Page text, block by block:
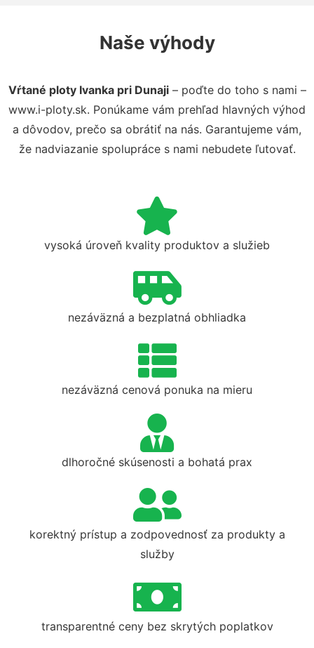
Naše výhody
Vŕtané ploty Ivanka pri Dunaji– poďte do toho s nami –
www.i-ploty.sk. Ponúkame vám prehľad hlavných výhod
a dôvodov, prečo sa obrátiť na nás. Garantujeme vám,
že nadviazanie spolupráce s nami nebudete ľutovať.
vysoká úroveň kvality produktov a služieb
nezáväzná a bezplatná obhliadka
nezáväzná cenová ponuka na mieru
dlhoročné skúsenosti a bohatá prax
korektný prístup a zodpovednosť za produkty a
služby
transparentné ceny bez skrytých poplatkov